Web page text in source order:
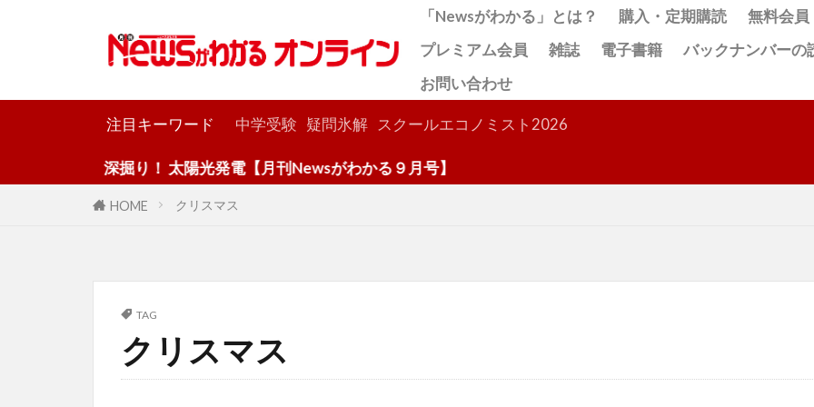
「Newsがわかる」とは？ 購入・定期購読
無料会員
プレミアム会員
雑誌 電子書籍
バックナンバーの
お問い合わせ
注目キーワード 中学受験 疑問氷解 スクールエコノミスト2026
深掘り！ 太陽光発電【月刊Newsがわかる９月号】
HOME クリスマス
TAG
クリスマス
検索